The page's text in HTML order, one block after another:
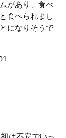
があり、食べ
食べられまし
になりそうで